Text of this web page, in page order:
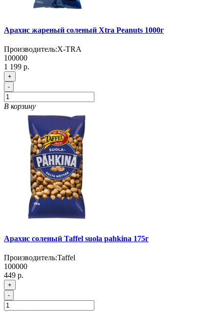
Арахис жареный соленый Xtra Peanuts 1000г
Производитель:X-TRA
100000
1 199 р.
+
-
В корзину
Арахис соленый Taffel suola pahkina 175г
Производитель:Taffel
100000
449 р.
+
-